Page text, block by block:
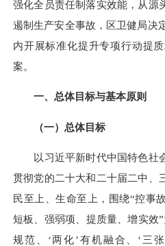
强化全员责任制落实效能，从源
遏制生产安全事故，区卫健局决
内开展标准化提升专项行动提
案。
一、总体目标与基本原则
（一）总体目标
以习近平新时代中国特色社
贯彻党的二十大和二十届二中、
民至上、生命至上，围绕“控事
短板、强弱项、提质量、增实效
规范、‘两化’有机融合、‘三